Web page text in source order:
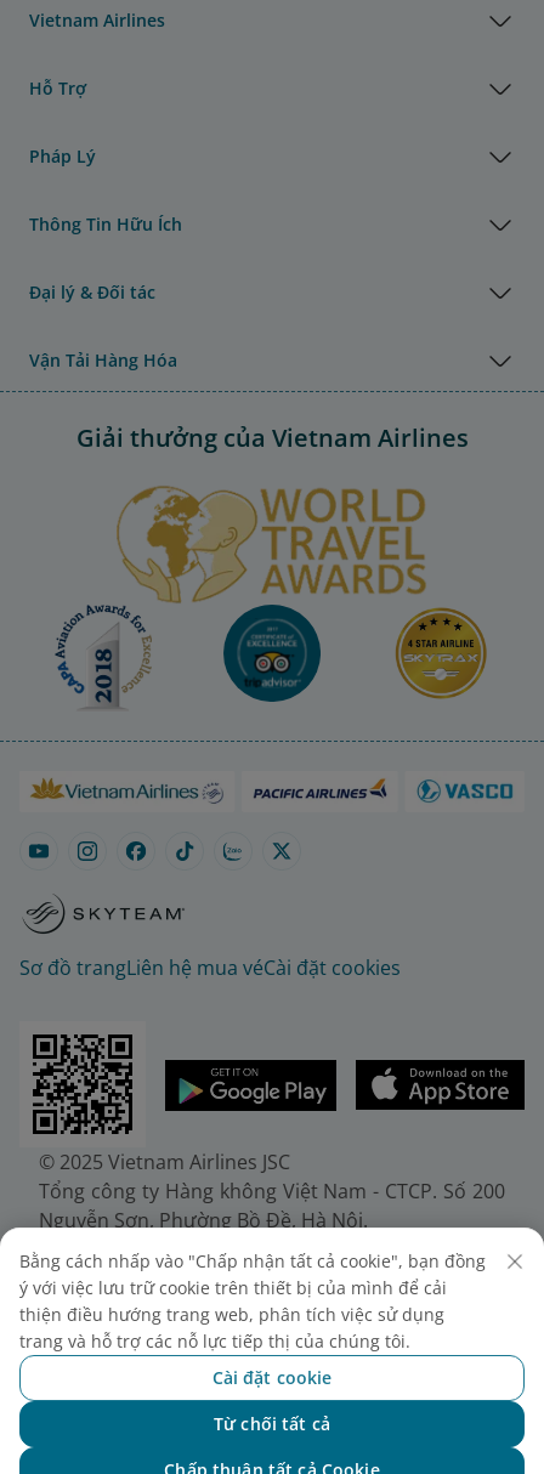
Vietnam Airlines
Hỗ Trợ
Pháp Lý
Thông Tin Hữu Ích
Đại lý & Đối tác
Vận Tải Hàng Hóa
Giải thưởng của Vietnam Airlines
Sơ đồ trangLiên hệ mua véCài đặt cookies
© 2025 Vietnam Airlines JSC
Tổng công ty Hàng không Việt Nam - CTCP. Số 200
Nguyễn Sơn, Phường Bồ Đề, Hà Nội.
Điện thoại: (+84-24) 38272289. Fax: (+84-24)
38722375
Giấy chứng nhận đăng ký doanh nghiệp, mã số
doanh nghiệp 0100107518, đăng ký lần đầu ngày
30/6/2010, đăng ký thay đổi lần thứ 10 ngày
24/7/2025, cấp bởi Sở Tài chính Thành phố Hà Nội.
Bằng cách nhấp vào "Chấp nhận tất cả cookie", bạn đồng
ý với việc lưu trữ cookie trên thiết bị của mình để cải
thiện điều hướng trang web, phân tích việc sử dụng
trang và hỗ trợ các nỗ lực tiếp thị của chúng tôi.
Cài đặt cookie
Từ chối tất cả